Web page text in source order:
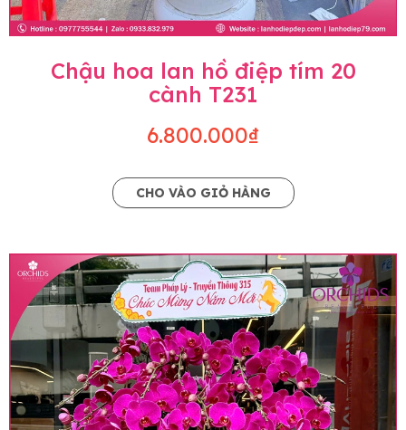
Chậu hoa lan hồ điệp tím 20
cành T231
6.800.000₫
CHO VÀO GIỎ HÀNG